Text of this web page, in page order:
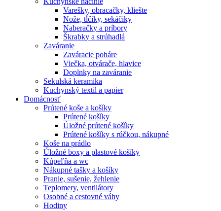
Varešky, obracačky, kliešte
Nože, tĺčiky, sekáčiky
Naberačky a príbory
Škrabky a strúhadlá
Zaváranie
Zaváracie poháre
Viečka, otvárače, hlavice
Doplnky na zaváranie
Sekulská keramika
Kuchynský textil a papier
Domácnosť
Prútené koše a košíky
Prútené košíky
Úložné prútené košíky
Prútené košíky s rúčkou, nákupné
Koše na prádlo
Úložné boxy a plastové košíky
Kúpeľňa a wc
Nákupné tašky a košíky
Pranie, sušenie, žehlenie
Teplomery, ventilátory
Osobné a cestovné váhy
Hodiny